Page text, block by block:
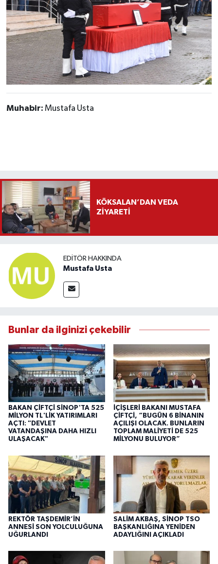
Muhabir: Mustafa Usta
KÖKSALAN’DAN VEDA
ZİYARETİ
EDITÖR HAKKINDA
Mustafa Usta
Bunlar da ilginizi çekebilir
BAKAN ÇİFTÇİ SİNOP'TA 525
MİLYON TL'LİK YATIRIMLARI
AÇTI: "DEVLET
VATANDAŞINA DAHA HIZLI
ULAŞACAK"
İÇİŞLERİ BAKANI MUSTAFA
ÇİFTÇİ, “BUGÜN 6 BİNANIN
AÇILIŞI OLACAK. BUNLARIN
TOPLAM MALİYETİ DE 525
MİLYONU BULUYOR”
REKTÖR TAŞDEMİR’İN
ANNESİ SON YOLCULUĞUNA
UĞURLANDI
SALİM AKBAŞ, SİNOP TSO
BAŞKANLIĞINA YENİDEN
ADAYLIĞINI AÇIKLADI